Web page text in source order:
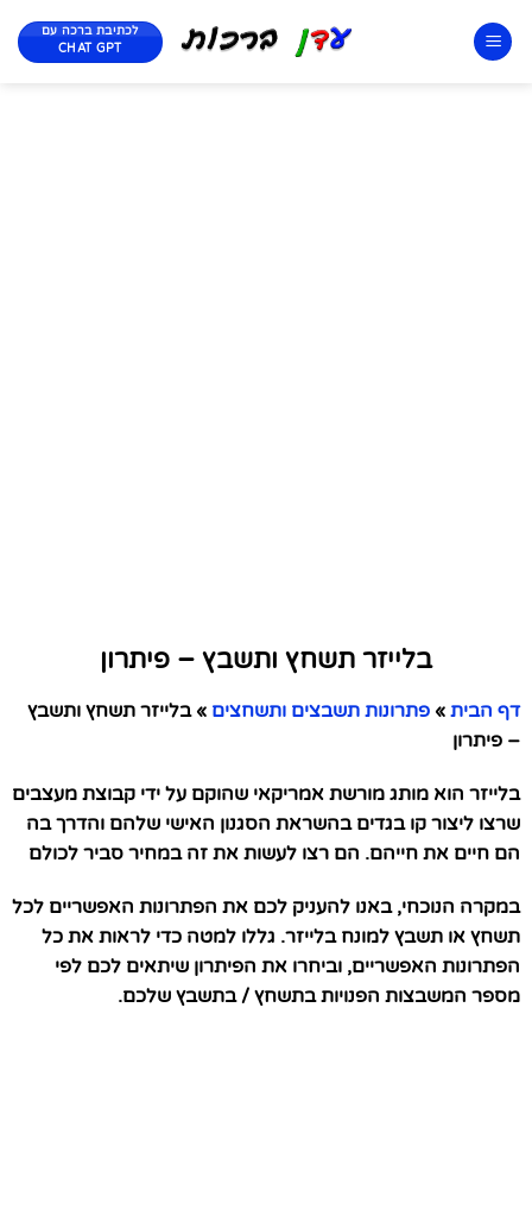
לכתיבת ברכה עם
CHAT GPT
בלייזר תשחץ ותשבץ – פיתרון
דף הבית » פתרונות תשבצים ותשחצים » בלייזר תשחץ ותשבץ
– פיתרון
בלייזר הוא מותג מורשת אמריקאי שהוקם על ידי קבוצת מעצבים
שרצו ליצור קו בגדים בהשראת הסגנון האישי שלהם והדרך בה
הם חיים את חייהם. הם רצו לעשות את זה במחיר סביר לכולם
במקרה הנוכחי, באנו להעניק לכם את הפתרונות האפשריים לכל
תשחץ או תשבץ למונח בלייזר. גללו למטה כדי לראות את כל
הפתרונות האפשריים, וביחרו את הפיתרון שיתאים לכם לפי
מספר המשבצות הפנויות בתשחץ / בתשבץ שלכם.